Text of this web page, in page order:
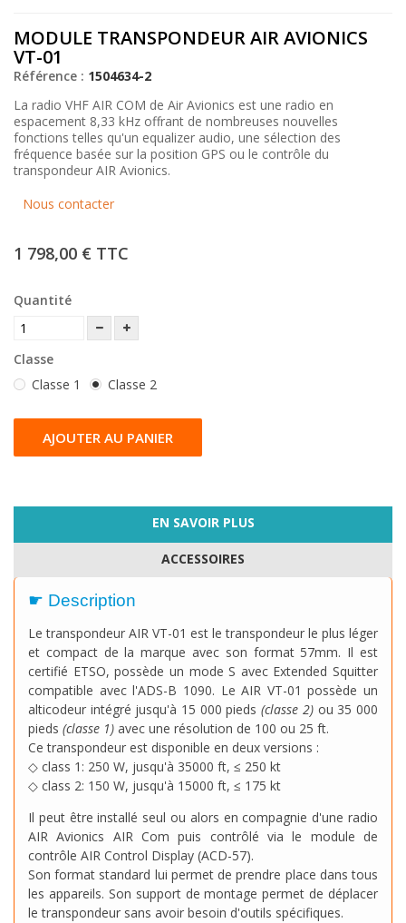
MODULE TRANSPONDEUR AIR AVIONICS
VT-01
Référence : 1504634-2
La radio VHF AIR COM de Air Avionics est une radio en
espacement 8,33 kHz offrant de nombreuses nouvelles
fonctions telles qu'un equalizer audio, une sélection des
fréquence basée sur la position GPS ou le contrôle du
transpondeur AIR Avionics.
Nous contacter
1 798,00 € TTC
Quantité
Classe
Classe 1
Classe 2
AJOUTER AU PANIER
EN SAVOIR PLUS
ACCESSOIRES
☛ Description
Le transpondeur AIR VT-01 est le transpondeur le plus léger
et compact de la marque avec son format 57mm. Il est
certifié ETSO, possède un mode S avec Extended Squitter
compatible avec l'ADS-B 1090. Le AIR VT-01 possède un
alticodeur intégré jusqu'à 15 000 pieds(classe 2)ou 35 000
pieds (classe 1) avec une résolution de 100 ou 25 ft.
Ce transpondeur est disponible en deux versions :
◇ class 1: 250 W, jusqu'à 35000 ft, ≤ 250 kt
◇ class 2: 150 W, jusqu'à 15000 ft, ≤ 175 kt
Il peut être installé seul ou alors en compagnie d'une radio
AIR Avionics AIR Com puis contrôlé via le module de
contrôle AIR Control Display (ACD-57).
Son format standard lui permet de prendre place dans tous
les appareils. Son support de montage permet de déplacer
le transpondeur sans avoir besoin d'outils spécifiques.